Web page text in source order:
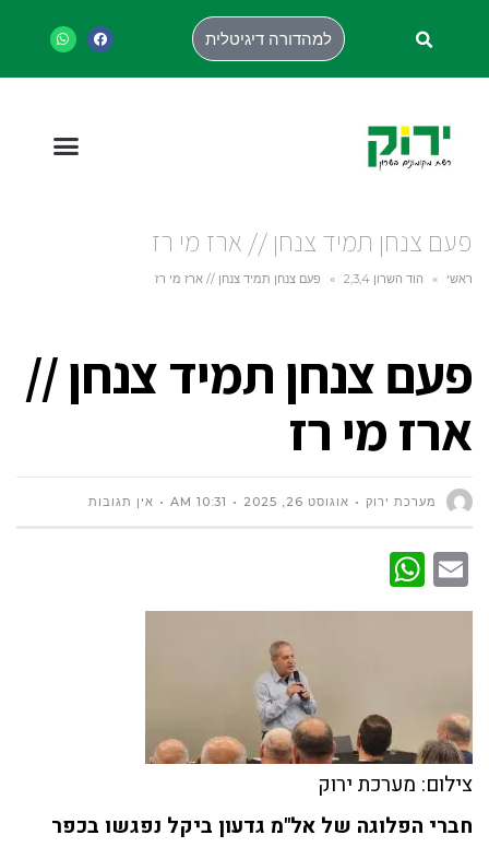
למהדורה דיגיטלית
פעם צנחן תמיד צנחן // ארז מי רז
ראשי » הוד השרון 2,3,4 » פעם צנחן תמיד צנחן // ארז מי רז
פעם צנחן תמיד צנחן //
ארז מי רז
מערכת ירוק אוגוסט 26, 2025 10:31 AM אין תגובות
Email
צילום: מערכת ירוק
חברי הפלוגה של אל"מ גדעון ביקל נפגשו בכפר